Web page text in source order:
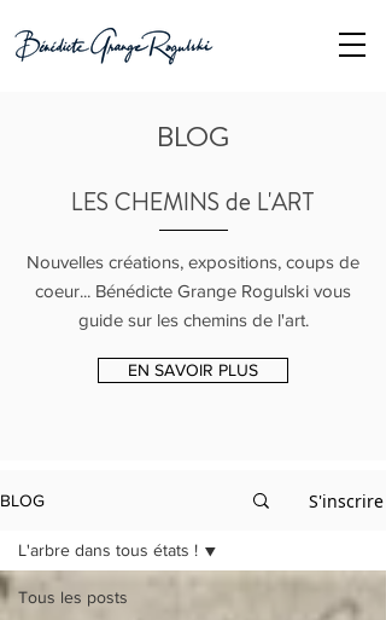
BLOG
LES CHEMINS de L'ART
Nouvelles créations, expositions, coups de
coeur... Bénédicte Grange Rogulski vous
guide sur les chemins de l'art.
EN SAVOIR PLUS
BLOG S'inscrire
Tous les posts
L'arbre dans tous états !